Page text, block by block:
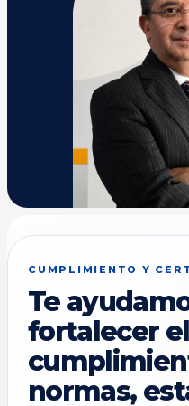
CUMPLIMIENTO Y
Te
fortalecer el
normas,